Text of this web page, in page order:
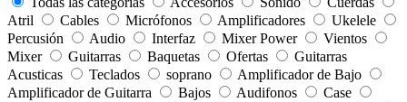
Atril
Cables Micrófonos Amplificadores
Ukelele
Percusión
Audio Interfaz Mixer Power
Vientos
Mixer
Guitarras Baquetas Ofertas
Guitarras
Acusticas
Teclados soprano
Amplificador de Bajo
Amplificador de Guitarra
Bajos Audifonos
Case